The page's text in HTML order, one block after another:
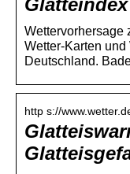
Wettervorhersage
Wetter-Karten
Deutschland.
http s://